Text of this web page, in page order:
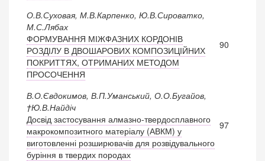
О.В.Суховая, М.В.Карпенко, Ю.В.Сироватко,
М.С.Лябах
ФОРМУВАННЯ МІЖФАЗНИХ КОРДОНІВ
РОЗДІЛУ В ДВОШАРОВИХ КОМПОЗИЦІЙНИХ
ПОКРИТТЯХ, ОТРИМАНИХ МЕТОДОМ
ПРОСОЧЕННЯ
90
В.О.Євдокимов, В.П.Уманський, О.О.Бугайов,
†Ю.В.Найдіч
Досвід застосування алмазно-твердосплавного
макрокомпозитного матеріалу (АВКМ) у
виготовленні розширювачів для розвідувального
буріння в твердих породах
97